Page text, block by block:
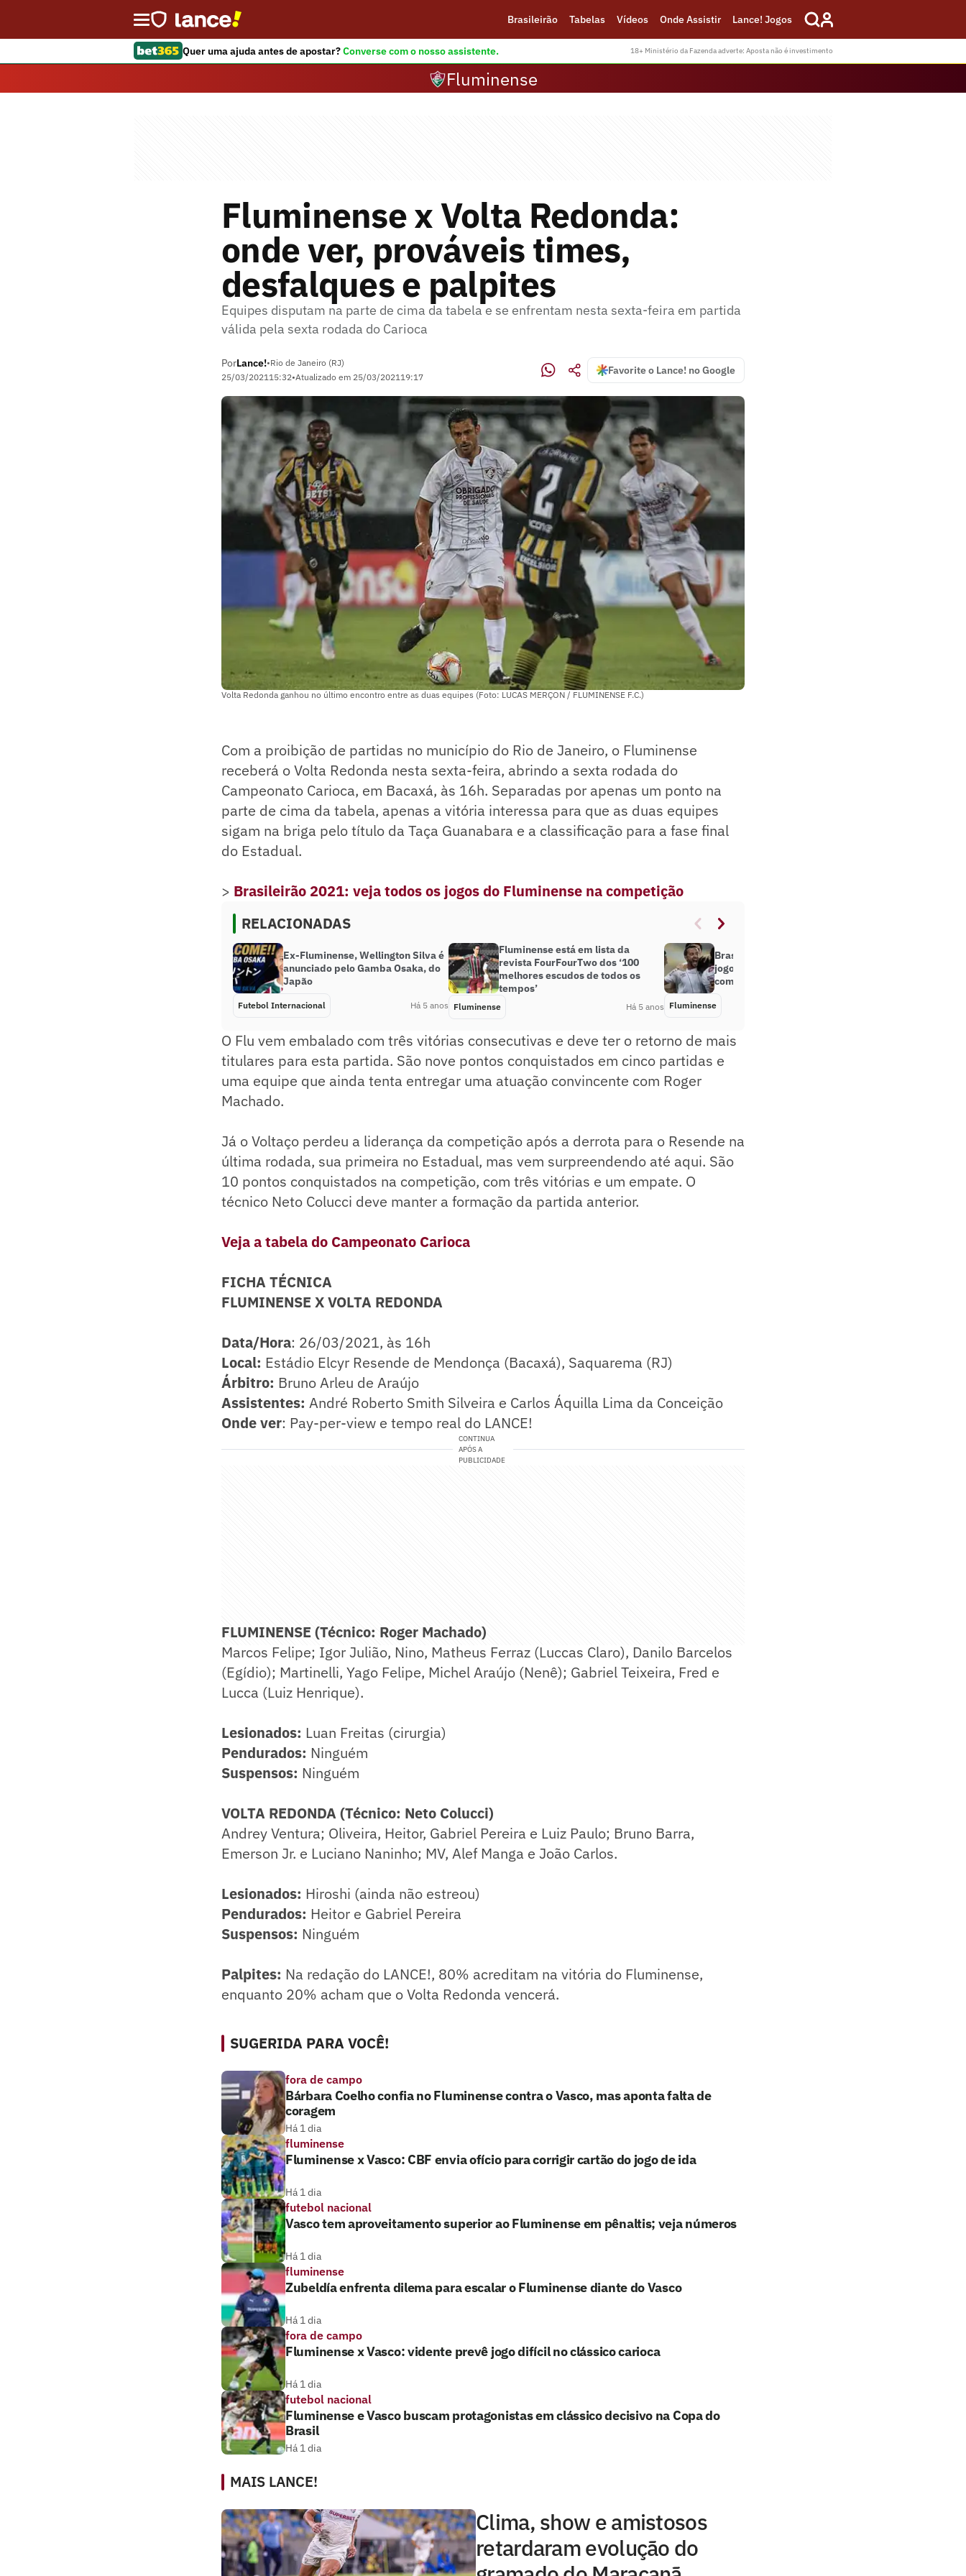
Brasileirão Tabelas Vídeos Onde Assistir Lance! Jogos
Quer uma ajuda antes de apostar?Converse com o nosso assistente. 18+ Ministério da Fazenda adverte: Aposta não é investimento
Fluminense
Fluminense x Volta Redonda:
onde ver, prováveis times,
desfalques e palpites
Equipes disputam na parte de cima da tabela e se enfrentam nesta sexta-feira em partida
válida pela sexta rodada do Carioca
PorLance!•Rio de Janeiro (RJ)
25/03/202115:32•Atualizado em 25/03/202119:17
Favorite o Lance! no Google
Volta Redonda ganhou no último encontro entre as duas equipes (Foto: LUCAS MERÇON / FLUMINENSE F.C.)
Com a proibição de partidas no município do Rio de Janeiro, o Fluminense
receberá o Volta Redonda nesta sexta-feira, abrindo a sexta rodada do
Campeonato Carioca, em Bacaxá, às 16h. Separadas por apenas um ponto na
parte de cima da tabela, apenas a vitória interessa para que as duas equipes
sigam na briga pelo título da Taça Guanabara e a classificação para a fase final
do Estadual.
> Brasileirão 2021: veja todos os jogos do Fluminense na competição
RELACIONADAS
Ex-Fluminense, Wellington Silva é
anunciado pelo Gamba Osaka, do
Japão
Futebol Internacional Há 5 anos
Fluminense está em lista da
revista FourFourTwo dos ‘100
melhores escudos de todos os
tempos’
Fluminense Há 5 anos
Brasileirão 2021: veja todos os
jogos do Fluminense na
competição
Fluminense
O Flu vem embalado com três vitórias consecutivas e deve ter o retorno de mais
titulares para esta partida. São nove pontos conquistados em cinco partidas e
uma equipe que ainda tenta entregar uma atuação convincente com Roger
Machado.
Já o Voltaço perdeu a liderança da competição após a derrota para o Resende na
última rodada, sua primeira no Estadual, mas vem surpreendendo até aqui. São
10 pontos conquistados na competição, com três vitórias e um empate. O
técnico Neto Colucci deve manter a formação da partida anterior.
Veja a tabela do Campeonato Carioca
FICHA TÉCNICA
FLUMINENSE X VOLTA REDONDA
Data/Hora: 26/03/2021, às 16h
Local: Estádio Elcyr Resende de Mendonça (Bacaxá), Saquarema (RJ)
Árbitro: Bruno Arleu de Araújo
Assistentes: André Roberto Smith Silveira e Carlos Áquilla Lima da Conceição
Onde ver: Pay-per-view e tempo real do LANCE!
CONTINUA
APÓS A
PUBLICIDADE
FLUMINENSE (Técnico: Roger Machado)
Marcos Felipe; Igor Julião, Nino, Matheus Ferraz (Luccas Claro), Danilo Barcelos
(Egídio); Martinelli, Yago Felipe, Michel Araújo (Nenê); Gabriel Teixeira, Fred e
Lucca (Luiz Henrique).
Lesionados: Luan Freitas (cirurgia)
Pendurados: Ninguém
Suspensos: Ninguém
VOLTA REDONDA (Técnico: Neto Colucci)
Andrey Ventura; Oliveira, Heitor, Gabriel Pereira e Luiz Paulo; Bruno Barra,
Emerson Jr. e Luciano Naninho; MV, Alef Manga e João Carlos.
Lesionados: Hiroshi (ainda não estreou)
Pendurados: Heitor e Gabriel Pereira
Suspensos: Ninguém
Palpites: Na redação do LANCE!, 80% acreditam na vitória do Fluminense,
enquanto 20% acham que o Volta Redonda vencerá.
SUGERIDA PARA VOCÊ!
fora de campo
Bárbara Coelho confia no Fluminense contra o Vasco, mas aponta falta de
coragem
Há 1 dia
fluminense
Fluminense x Vasco: CBF envia ofício para corrigir cartão do jogo de ida
Há 1 dia
futebol nacional
Vasco tem aproveitamento superior ao Fluminense em pênaltis; veja números
Há 1 dia
fluminense
Zubeldía enfrenta dilema para escalar o Fluminense diante do Vasco
Há 1 dia
fora de campo
Fluminense x Vasco: vidente prevê jogo difícil no clássico carioca
Há 1 dia
futebol nacional
Fluminense e Vasco buscam protagonistas em clássico decisivo na Copa do
Brasil
Há 1 dia
MAIS LANCE!
Clima, show e amistosos
retardaram evolução do